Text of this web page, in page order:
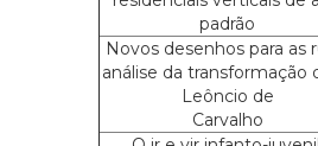
padrão
Novos desenhos para as
análise da transformação
Leôncio de
Carvalho